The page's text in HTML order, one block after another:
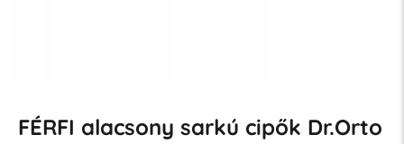
FÉRFI alacsony sarkú cipők Dr.Orto